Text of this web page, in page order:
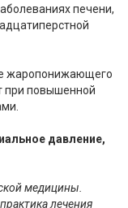
печени,
жаропонижающего
при повышенной
давление,
медицины.
лечения